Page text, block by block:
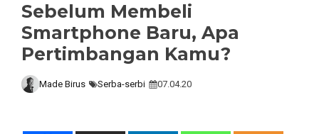
Sebelum Membeli
Smartphone Baru, Apa
Pertimbangan Kamu?
Made Birus Serba-serbi 07.04.20